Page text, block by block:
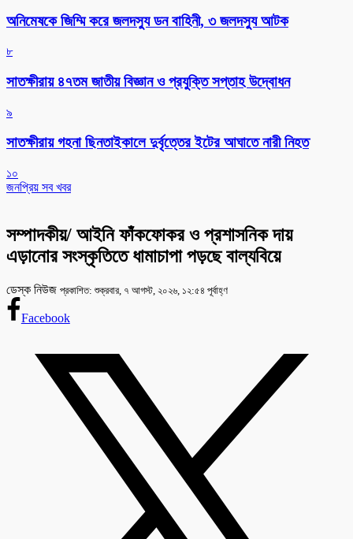
অনিমেষকে জিম্মি করে জলদস্যু ডন বাহিনী, ৩ জলদস্যু আটক
৮
সাতক্ষীরায় ৪৭তম জাতীয় বিজ্ঞান ও প্রযুক্তি সপ্তাহ উদ্বোধন
৯
সাতক্ষীরায় গহনা ছিনতাইকালে দুর্বৃত্তের ইটের আঘাতে নারী নিহত
১০
জনপ্রিয় সব খবর
সম্পাদকীয়/ আইনি ফাঁকফোকর ও প্রশাসনিক দায়
এড়ানোর সংস্কৃতিতে ধামাচাপা পড়ছে বাল্যবিয়ে
ডেস্ক নিউজ প্রকাশিত: শুক্রবার, ৭ আগস্ট, ২০২৬, ১২:৫৪ পূর্বাহ্ণ
Facebook